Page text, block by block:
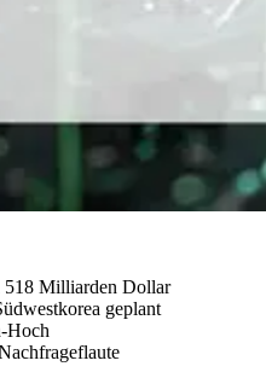
518 Milliarden Dollar
geplant
Hoch